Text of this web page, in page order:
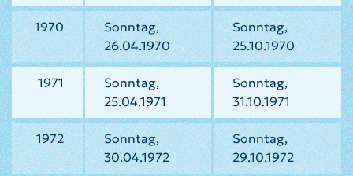
1970
Sonntag,
26.04.1970
Sonntag,
25.10.1970
1971
Sonntag,
25.04.1971
Sonntag,
31.10.1971
1972
Sonntag,
30.04.1972
Sonntag,
29.10.1972